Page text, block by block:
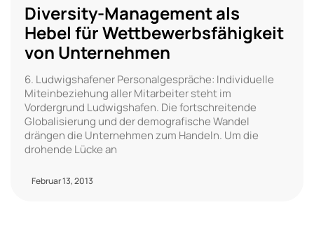
Diversity-Management als
Hebel für Wettbewerbsfähigkeit
von Unternehmen
6. Ludwigshafener Personalgespräche: Individuelle
Miteinbeziehung aller Mitarbeiter steht im
Vordergrund Ludwigshafen. Die fortschreitende
Globalisierung und der demografische Wandel
drängen die Unternehmen zum Handeln. Um die
drohende Lücke an
Februar 13, 2013